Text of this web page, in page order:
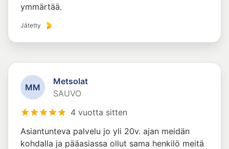
ymmärtää.
Jätetty
MM
Metsolat
SAUVO
4 vuotta sitten
Asiantunteva palvelu jo yli 20v. ajan meidän
kohdalla ja pääasiassa ollut sama henkilö meitä